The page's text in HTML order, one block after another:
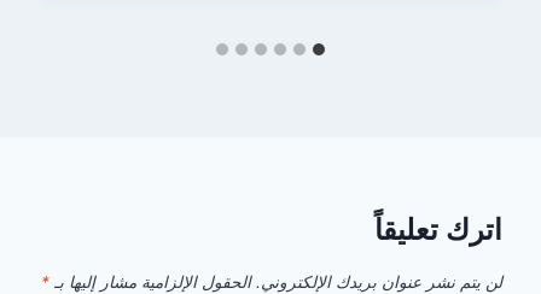
اترك تعليقاً
لن يتم نشر عنوان بريدك الإلكتروني. الحقول الإلزامية مشار إليها بـ *